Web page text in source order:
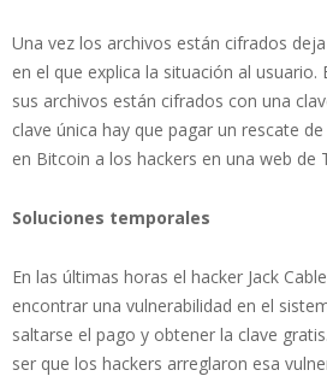
Una vez los archivos están cifrados
en el que explica la situación al usuario.
sus archivos están cifrados con una
clave única hay que pagar un rescate
en Bitcoin a los hackers en una web de
Soluciones temporales
En las últimas horas el hacker Jack
encontrar una vulnerabilidad en el
saltarse el pago y obtener la clave
ser que los hackers arreglaron esa